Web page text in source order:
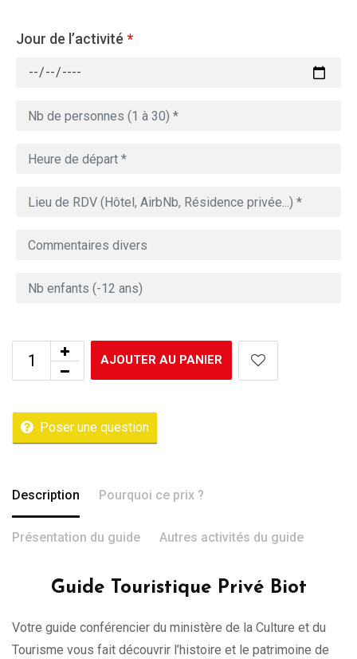
Jour de l’activité *
AJOUTER AU PANIER
Poser une question
Description Pourquoi ce prix ?
Présentation du guide Autres activités du guide
Guide Touristique Privé Biot
Votre guide conférencier du ministère de la Culture et du
Tourisme vous fait découvrir l’histoire et le patrimoine de